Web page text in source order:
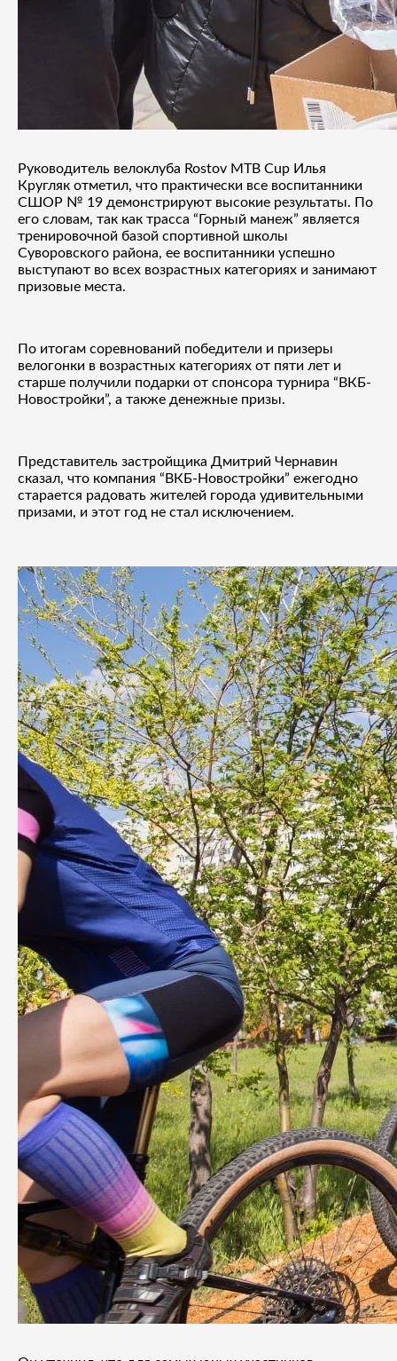
Руководитель велоклуба Rostov MTB Cup Илья
Кругляк отметил, что практически все воспитанники
СШОР № 19 демонстрируют высокие результаты. По
его словам, так как трасса “Горный манеж” является
тренировочной базой спортивной школы
Суворовского района, ее воспитанники успешно
выступают во всех возрастных категориях и занимают
призовые места.
По итогам соревнований победители и призеры
велогонки в возрастных категориях от пяти лет и
старше получили подарки от спонсора турнира “ВКБ-
Новостройки”, а также денежные призы.
Представитель застройщика Дмитрий Чернавин
сказал, что компания “ВКБ-Новостройки” ежегодно
старается радовать жителей города удивительными
призами, и этот год не стал исключением.